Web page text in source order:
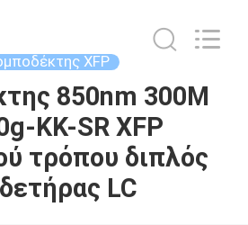
XFP
850nm 300M
ΚΚ-SR XFP
τρόπου διπλός
LC